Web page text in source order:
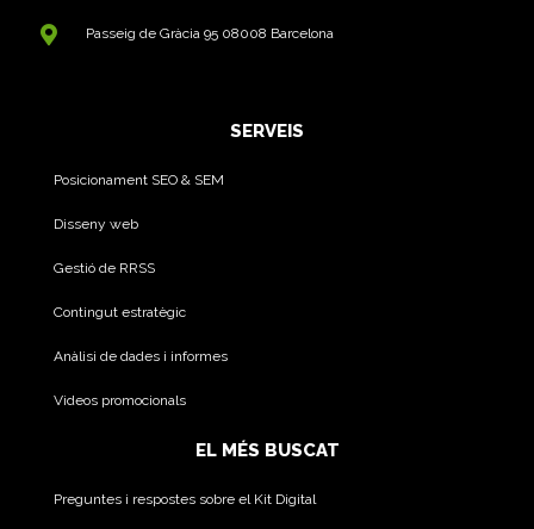
Passeig de Gràcia 95 08008 Barcelona
SERVEIS
Posicionament SEO & SEM
Disseny web
Gestió de RRSS
Contingut estratègic
Anàlisi de dades i informes
Videos promocionals
EL MÉS BUSCAT
Preguntes i respostes sobre el Kit Digital